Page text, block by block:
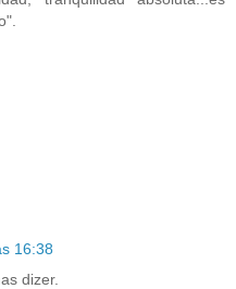
16:38
dizer.